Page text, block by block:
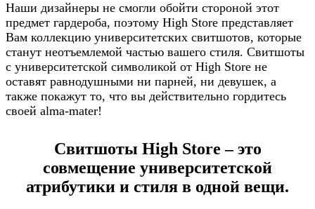
Наши дизайнеры не смогли обойти стороной этот
предмет гардероба, поэтому High Store представляет
Вам коллекцию университетских свитшотов, которые
станут неотъемлемой частью вашего стиля. Свитшоты
с университетской символикой от High Store не
оставят равнодушными ни парней, ни девушек, а
также покажут то, что вы действительно гордитесь
своей alma-mater!
Свитшоты High Store – это
совмещение университетской
атрибутики и стиля в одной вещи.